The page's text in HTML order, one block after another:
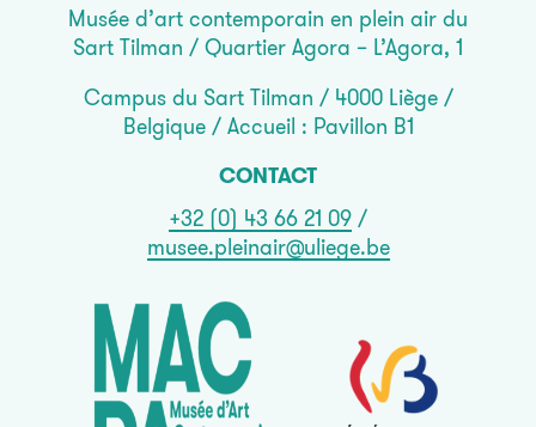
Musée d’art contemporain en plein air du
Sart Tilman / Quartier Agora – L’Agora, 1
Campus du Sart Tilman / 4000 Liège /
Belgique / Accueil : Pavillon B1
CONTACT
+32 (0) 43 66 21 09 /
musee.pleinair@uliege.be